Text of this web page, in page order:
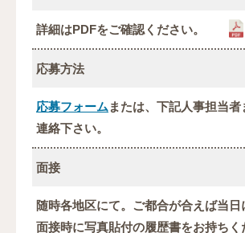
詳細はPDFをご確認ください。
応募方法
応募フォーム または、下記人事担当
連絡下さい。
面接
随時各地区にて。ご都合が合えば当日
面接時に写真貼付の履歴書をお持ちく